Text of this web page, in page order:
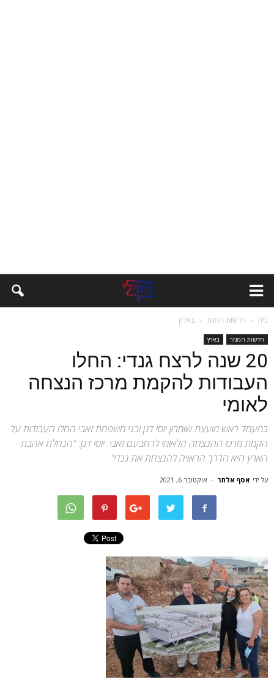
בית חדשות המגזר בארץ
חדשות המגזר בארץ
20 שנה לרצח גנדי: החלו
העבודות להקמת מרכז הנצחה
לאומי
במעמד ראש מועצת שומרון יוסי דגן ובני משפחת זאבי החלו העבודות על
הקמת מרכז ההנצחה הלאומי לרחבעם זאבי. יוסי דגן: "הנחלת אהבת
הארץ היא הדרך הראויה להנצחת את גנדי"
על ידי אסף אלתר - אוקטובר 6, 2021